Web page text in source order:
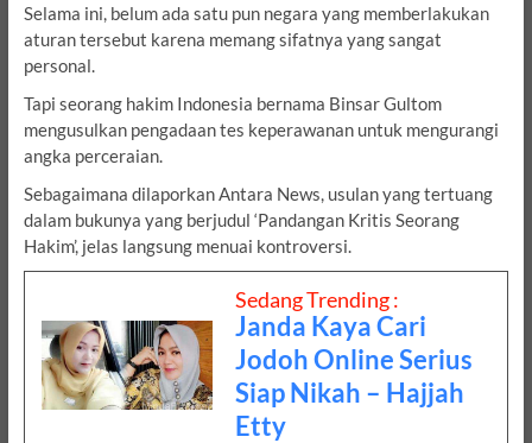
Selama ini, belum ada satu pun negara yang memberlakukan
aturan tersebut karena memang sifatnya yang sangat
personal.
Tapi seorang hakim Indonesia bernama Binsar Gultom
mengusulkan pengadaan tes keperawanan untuk mengurangi
angka perceraian.
Sebagaimana dilaporkan Antara News, usulan yang tertuang
dalam bukunya yang berjudul ‘Pandangan Kritis Seorang
Hakim’, jelas langsung menuai kontroversi.
Sedang Trending :
Janda Kaya Cari
Jodoh Online Serius
Siap Nikah – Hajjah
Etty